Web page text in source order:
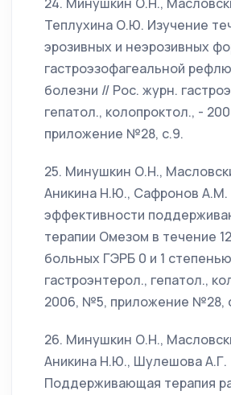
Теплухина О.Ю. Изучение
эрозивных и неэрозивных
гастроэзофагеальной
болезни // Рос. журн.
гепатол., колопроктол., -
приложение №28, с.9.
25. Минушкин О.Н.,
Аникина Н.Ю., Сафронов
эффективности
терапии Омезом в течение
больных ГЭРБ 0 и 1
гастроэнтерол., гепатол.,
2006, №5, приложение №28,
26. Минушкин О.Н.,
Аникина Н.Ю., Шулешова А.Г.
Поддерживающая терапия